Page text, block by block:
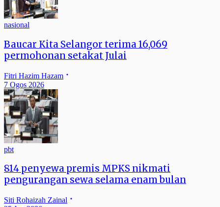
nasional
Baucar Kita Selangor terima 16,069
permohonan setakat Julai
Fitri Hazim Hazam
7 Ogos 2026
pbt
814 penyewa premis MPKS nikmati
pengurangan sewa selama enam bulan
Siti Rohaizah Zainal